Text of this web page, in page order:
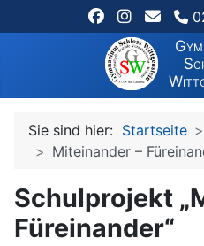
Sie sind hier: Startseite
Miteinander –
Schulprojekt
Füreinander“